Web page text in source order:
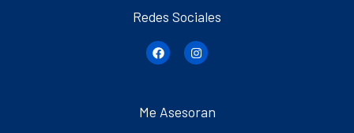
Redes Sociales
Me Asesoran